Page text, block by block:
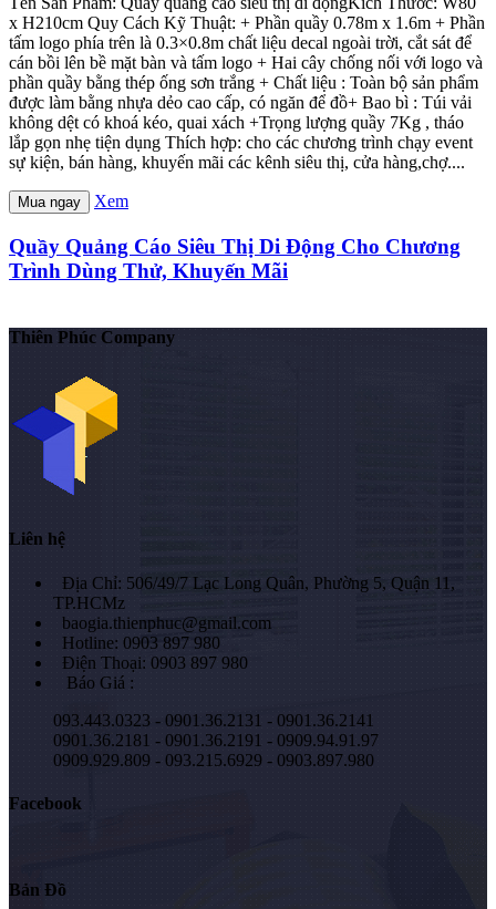
x H210cm Quy Cách Kỹ Thuật: + Phần quầy 0.78m x 1.6m + Phần
tấm logo phía trên là 0.3×0.8m chất liệu decal ngoài trời, cắt sát để
cán bồi lên bề mặt bàn và tấm logo + Hai cây chống nối với logo và
phần quầy bằng thép ống sơn trắng + Chất liệu : Toàn bộ sản phẩm
được làm bằng nhựa dẻo cao cấp, có ngăn để đồ+ Bao bì : Túi vải
không dệt có khoá kéo, quai xách +Trọng lượng quầy 7Kg , tháo
lắp gọn nhẹ tiện dụng Thích hợp: cho các chương trình chạy event
sự kiện, bán hàng, khuyến mãi các kênh siêu thị, cửa hàng,chợ....
Mua ngay Xem
Quầy Quảng Cáo Siêu Thị Di Động Cho Chương
Trình Dùng Thử, Khuyến Mãi
Thiên Phúc Company
Liên hệ
Địa Chỉ: 506/49/7 Lạc Long Quân, Phường 5, Quận 11,
TP.HCMz
baogia.thienphuc@gmail.com
Hotline: 0903 897 980
Điện Thoại: 0903 897 980
Báo Giá :
093.443.0323 - 0901.36.2131 - 0901.36.2141
0901.36.2181 - 0901.36.2191 - 0909.94.91.97
0909.929.809 - 093.215.6929 - 0903.897.980
Facebook
Bản Đồ